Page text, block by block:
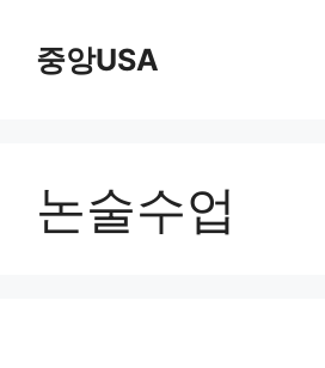
중앙USA
논술수업